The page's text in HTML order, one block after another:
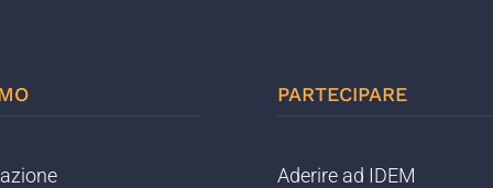
PARTECIPARE
Aderire ad IDEM